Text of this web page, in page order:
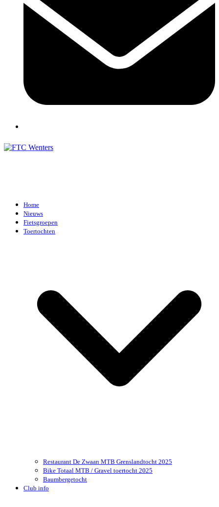
Home
Nieuws
Fietsgroepen
Toertochten
Restaurant De Zwaan MTB Grenslandtocht 2025
Bike Totaal MTB / Gravel toertocht 2025
Baumbergetocht
Club info